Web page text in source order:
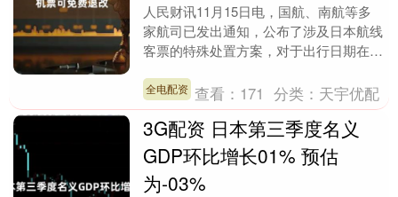
人民财讯11月15日电，国航、南航等多
家航司已发出通知，公布了涉及日本航线
客票的特殊处置方案，对于出行日期在12
以免费退改....
全电配资 查看： 171 分类： 天宇优配
3G配资 日本第三季度名义
GDP环比增长01% 预估
为-03%